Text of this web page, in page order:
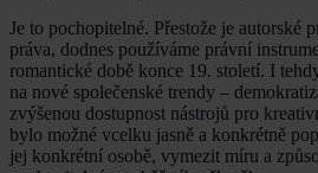
Je to pochopitelné. Přestože je autorské
práva, dodnes používáme právní
romantické době konce 19. století. I
na nové společenské trendy –
zvýšenou dostupnost nástrojů pro
bylo možné vcelku jasně a konkrétně
jej konkrétní osobě, vymezit míru a